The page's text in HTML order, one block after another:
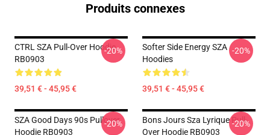
Produits connexes
CTRL SZA Pull-Over Hoodie
RB0903
39,51 € - 45,95 €
-20%
Softer Side Energy SZA
Hoodies
39,51 € - 45,95 €
-20%
SZA Good Days 90s Pullover
Hoodie RB0903
-20%
Bons Jours Sza Lyrique Pull-
Over Hoodie RB0903
-20%